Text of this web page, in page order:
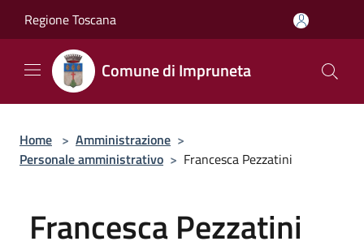
Regione Toscana
Comune di Impruneta
Home > Amministrazione >
Personale amministrativo > Francesca Pezzatini
Francesca Pezzatini